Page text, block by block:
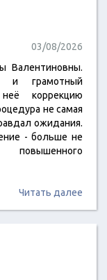
03/08/2026
Валентиновны.
и грамотный
коррекцию
не самая
ожидания.
- больше не
повышенного
Читать далее